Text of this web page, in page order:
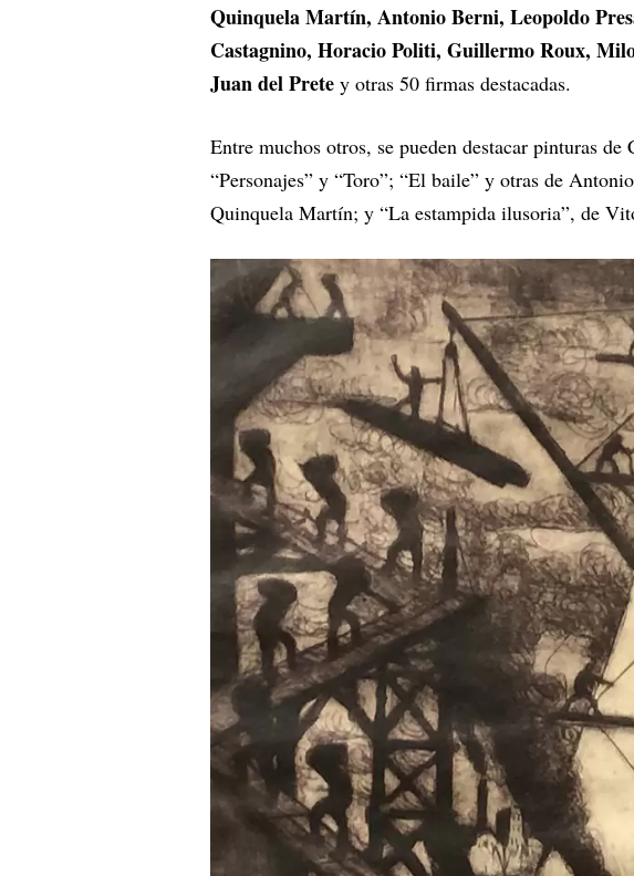
Quinquela Martín, Antonio Berni, Leopoldo
Castagnino, Horacio Politi, Guillermo Roux,
Juan del Prete y otras 50 firmas destacadas.
Entre muchos otros, se pueden destacar pinturas
“Personajes” y “Toro”; “El baile” y otras de
Quinquela Martín; y “La estampida ilusoria”, de